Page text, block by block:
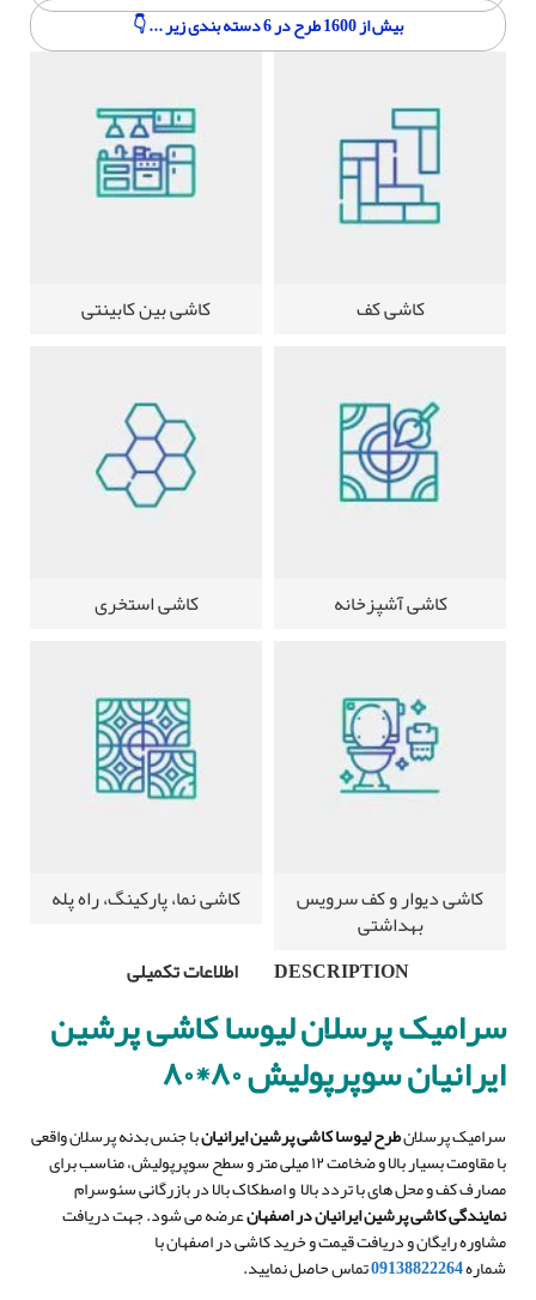
بیش از 1600 طرح در 6 دسته بندی زیر ... 👇
کاشی کف کاشی بین کابینتی
کاشی آشپزخانه کاشی استخری
کاشی دیوار و کف سرویس
بهداشتی
کاشی نما، پارکینگ، راه پله
DESCRIPTION
اطلاعات تکمیلی
سرامیک پرسلان لیوسا کاشی پرشین
ایرانیان سوپرپولیش ۸۰*۸۰
سرامیک پرسلانطرح لیوسا کاشی پرشین ایرانیانبا جنس بدنه پرسلان واقعی
با مقاومت بسیار بالا و ضخامت ۱۲ میلی متر و سطح سوپرپولیش، مناسب برای
مصارف کف و محل های با تردد بالا و اصطکاک بالا در بازرگانی سئوسرام
نمایندگی کاشی پرشین ایرانیان در اصفهانعرضه می شود. جهت دریافت
مشاوره رایگان و دریافت قیمت و خرید کاشی در اصفهان با
شماره09138822264تماس حاصل نمایید.